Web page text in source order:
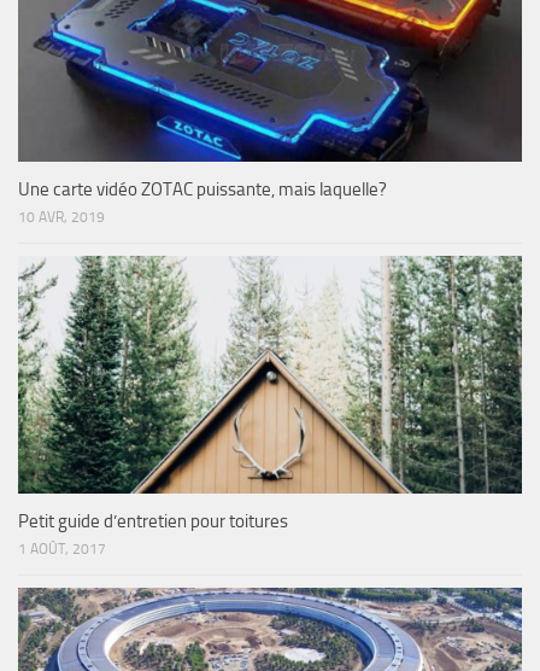
Une carte vidéo ZOTAC puissante, mais laquelle?
10 AVR, 2019
Petit guide d’entretien pour toitures
1 AOÛT, 2017